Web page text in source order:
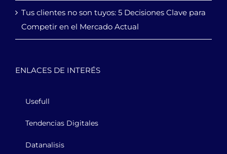
Tus clientes no son tuyos: 5 Decisiones Clave para
Competir en el Mercado Actual
ENLACES DE INTERÉS
Usefull
Tendencias Digitales
Datanalisis